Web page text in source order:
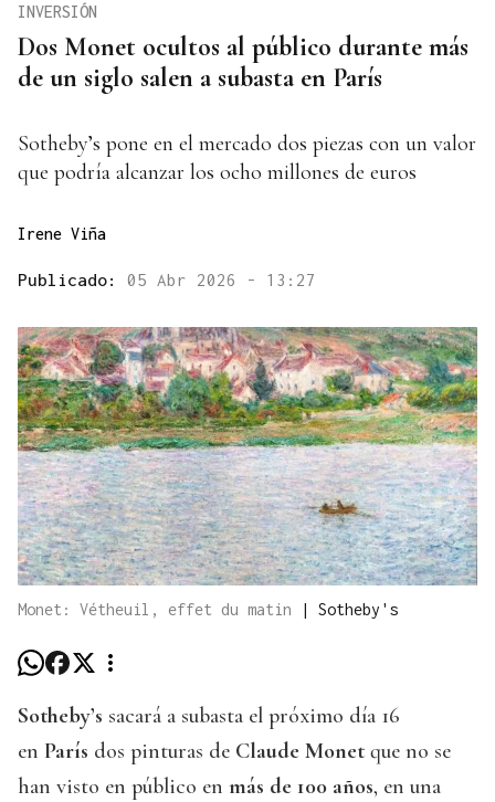
Dos Monet ocultos al público durante más
de un siglo salen a subasta en París
INVERSIÓN
Sotheby’s pone en el mercado dos piezas con un valor
que podría alcanzar los ocho millones de euros
Irene Viña
Publicado: 05 Abr 2026 - 13:27
Monet: Vétheuil, effet du matin | Sotheby's
Sotheby’s sacará a subasta el próximo día 16
en París dos pinturas de Claude Monet que no se
han visto en público en más de 100 años, en una